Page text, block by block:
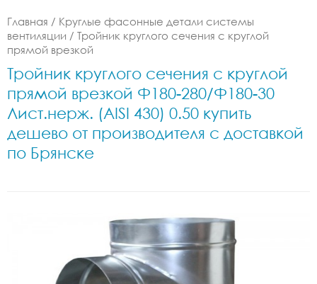
Главная / Круглые фасонные детали системы
вентиляции / Тройник круглого сечения с круглой
прямой врезкой
Тройник круглого сечения с круглой
прямой врезкой Ф180-280/Ф180-30
Лист.нерж. (AISI 430) 0.50 купить
дешево от производителя с доставкой
по Брянске